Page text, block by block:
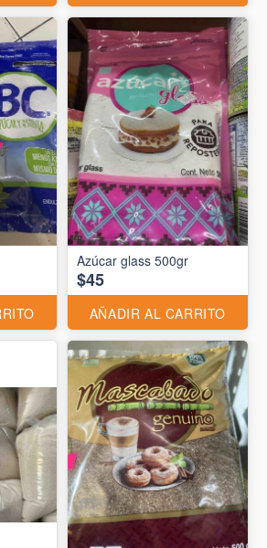
Azúcar glass 500gr
$45
AÑADIR AL CARRITO